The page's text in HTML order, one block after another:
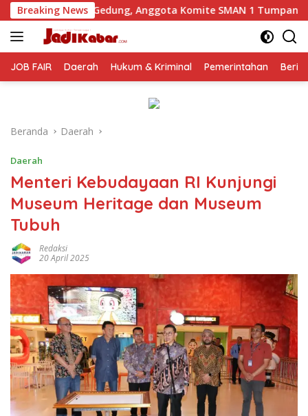
Langsung
ke
konten
Breaking News
Anggota Komite SMAN 1 Tumpang ,Ketua DPD IWOI Buka
JOB FAIR Daerah Hukum & Kriminal Pemerintahan
Beranda Daerah
Daerah
Menteri Kebudayaan RI Kunjungi
Museum Heritage dan Museum
Tubuh
Redaksi
20 April 2025